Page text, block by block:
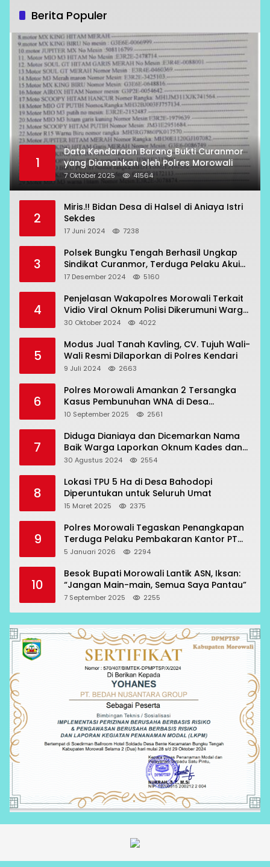
Berita Populer
1
Data Kendaraan Barang Bukti Curanmor
yang Diamankan oleh Polres Morowali
7 Oktober 2025 41564
2
Miris.!! Bidan Desa di Halsel di Aniaya Istri
Sekdes
17 Juni 2024 7238
3
Polsek Bungku Tengah Berhasil Ungkap
Sindikat Curanmor, Terduga Pelaku Akui
Beraksi di 7 Lokasi
17 Desember 2024 5160
4
Penjelasan Wakapolres Morowali Terkait
Vidio Viral Oknum Polisi Dikerumuni Warga
Bahodopi
30 Oktober 2024 4022
5
Modus Jual Tanah Kavling, CV. Tujuh Wali-
Wali Resmi Dilaporkan di Polres Kendari
9 Juli 2024 2663
6
Polres Morowali Amankan 2 Tersangka
Kasus Pembunuhan WNA di Desa
Topogaro
10 September 2025 2561
7
Diduga Dianiaya dan Dicemarkan Nama
Baik Warga Laporkan Oknum Kades dan
Oknum Polisi
30 Agustus 2024 2554
8
Lokasi TPU 5 Ha di Desa Bahodopi
Diperuntukan untuk Seluruh Umat
15 Maret 2025 2375
9
Polres Morowali Tegaskan Penangkapan
Terduga Pelaku Pembakaran Kantor PT
RCP Sesuai Prosedur
5 Januari 2026 2294
10
Besok Bupati Morowali Lantik ASN, Iksan:
“Jangan Main-main, Semua Saya Pantau”
7 September 2025 2255